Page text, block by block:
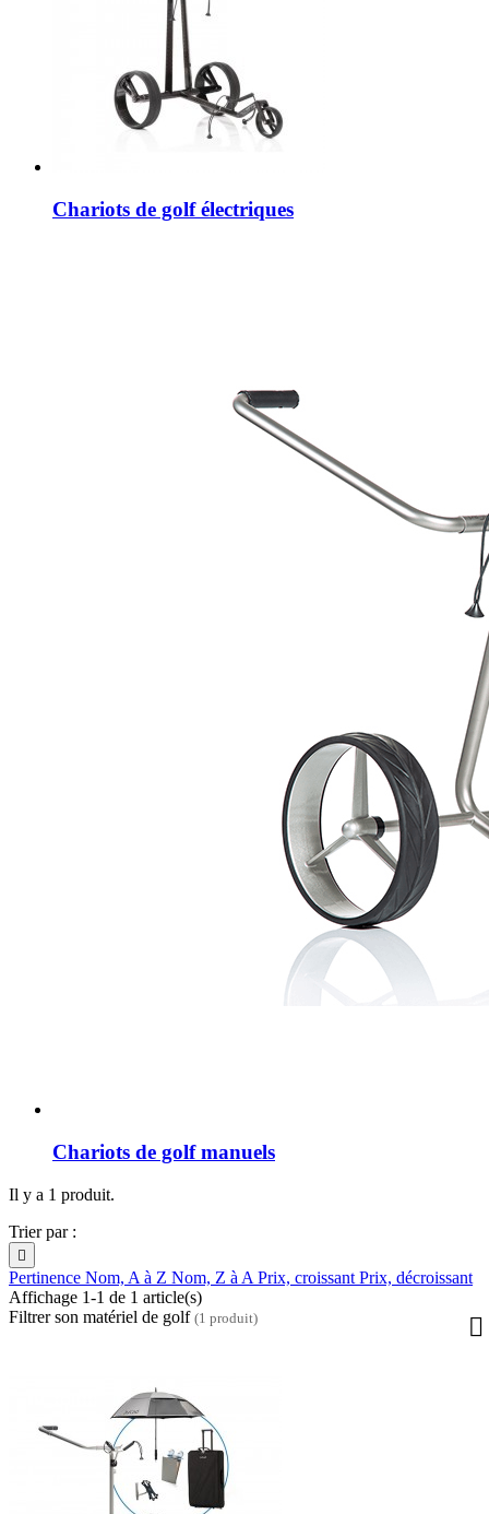
Chariots de golf électriques
Chariots de golf manuels
Il y a 1 produit.
Trier par :

Pertinence Nom, A à Z Nom, Z à A Prix, croissant Prix, décroissant
Affichage 1-1 de 1 article(s)
Filtrer son matériel de golf (1 produit)